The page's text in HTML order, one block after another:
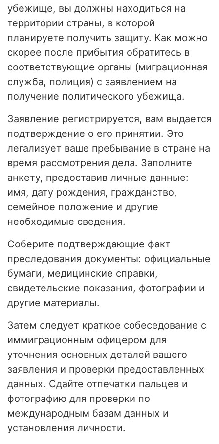
убежище, вы должны находиться на
территории страны, в которой
планируете получить защиту. Как можно
скорее после прибытия обратитесь в
соответствующие органы (миграционная
служба, полиция) с заявлением на
получение политического убежища.
Заявление регистрируется, вам выдается
подтверждение о его принятии. Это
легализует ваше пребывание в стране на
время рассмотрения дела. Заполните
анкету, предоставив личные данные:
имя, дату рождения, гражданство,
семейное положение и другие
необходимые сведения.
Соберите подтверждающие факт
преследования документы: официальные
бумаги, медицинские справки,
свидетельские показания, фотографии и
другие материалы.
Затем следует краткое собеседование с
иммиграционным офицером для
уточнения основных деталей вашего
заявления и проверки предоставленных
данных. Сдайте отпечатки пальцев и
фотографию для проверки по
международным базам данных и
установления личности.